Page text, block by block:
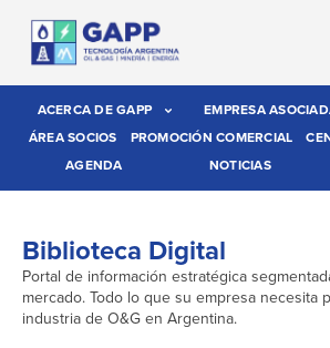
ACERCA DE GAPP EMPRESA
ÁREA SOCIOS
PROMOCIÓN COMERCIAL
AGENDA
NOTICIAS
Biblioteca Digital
Portal de información estratégica
mercado. Todo lo que su empresa necesita
industria de O&G en Argentina.